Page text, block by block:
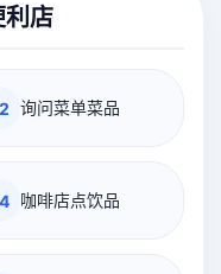
利店
询问菜单菜品
咖啡店点饮品